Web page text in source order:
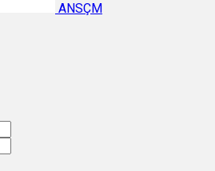
ANSÇM